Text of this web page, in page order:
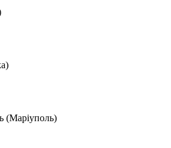
(Маріуполь)